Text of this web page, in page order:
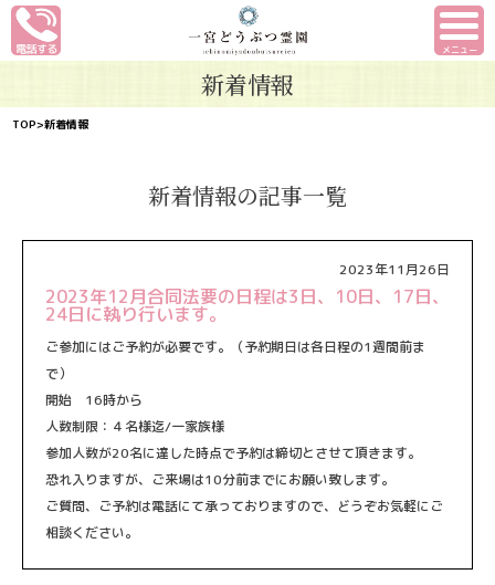
メニュー
新着情報
TOP>新着情報
新着情報の記事一覧
2023年11月26日
2023年12月合同法要の日程は3日、10日、17日、
24日に執り行います。
ご参加にはご予約が必要です。（予約期日は各日程の1週間前ま
で）
開始 16時から
人数制限：４名様迄/一家族様
参加人数が20名に達した時点で予約は締切とさせて頂きます。
恐れ入りますが、ご来場は10分前までにお願い致します。
ご質問、ご予約は電話にて承っておりますので、 どうぞお気軽にご
相談ください。